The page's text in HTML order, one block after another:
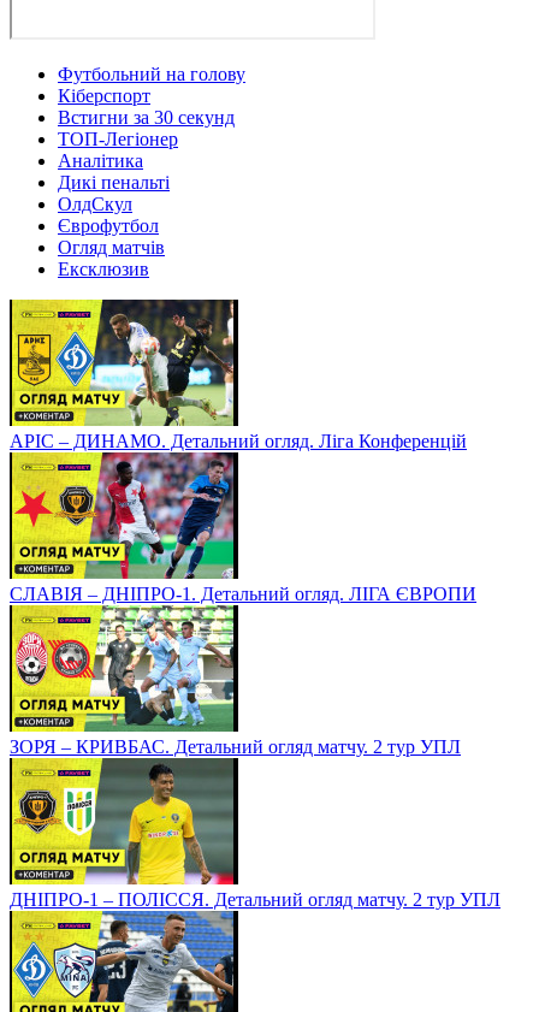
Футбольний на голову
Кіберспорт
Встигни за 30 секунд
ТОП-Легіонер
Аналітика
Дикі пенальті
ОлдСкул
Єврофутбол
Огляд матчів
Ексклюзив
АРІС – ДИНАМО. Детальний огляд. Ліга Конференцій
СЛАВІЯ – ДНІПРО-1. Детальний огляд. ЛІГА ЄВРОПИ
ЗОРЯ – КРИВБАС. Детальний огляд матчу. 2 тур УПЛ
ДНІПРО-1 – ПОЛІССЯ. Детальний огляд матчу. 2 тур УПЛ